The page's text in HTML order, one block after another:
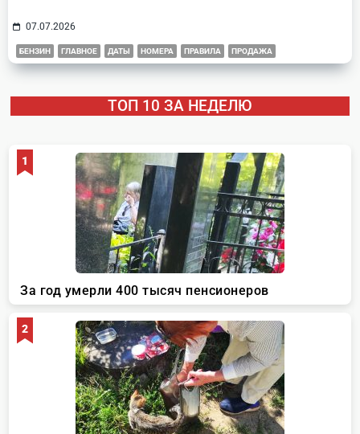
07.07.2026
БЕНЗИН ГЛАВНОЕ ДАТЫ НОМЕРА ПРАВИЛА ПРОДАЖА
ТОП 10 ЗА НЕДЕЛЮ